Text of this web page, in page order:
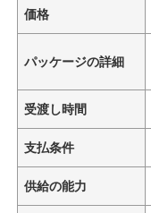
価格
パッケージの詳細
受渡し時間
支払条件
供給の能力